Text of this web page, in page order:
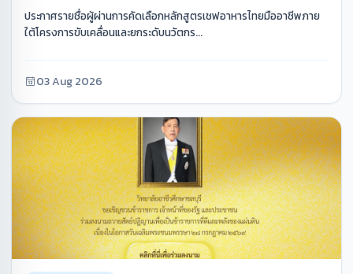
ประกาศรายชื่อผู้ผ่านการคัดเลือกหลักสูตรเชฟอาหารไทยมืออาชีพภาย
ใต้โครงการขับเคลื่อนและยกระดับนวัตกร...
03 Aug 2026